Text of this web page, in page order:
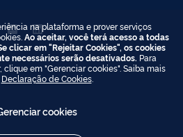
na plataforma e prover serviços
Ao aceitar, você terá acesso a todas
clicar em "Rejeitar Cookies", os cookies
necessários serão desativados. Para
em "Gerenciar cookies". Saiba mais
Declaração de Cookies.
cookies